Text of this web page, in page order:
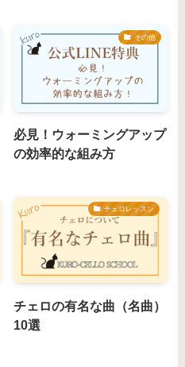
その他
必見！ウォーミングアップ
の効率的な組み方
チェロレッスン
チェロの有名な曲（名曲）
10選